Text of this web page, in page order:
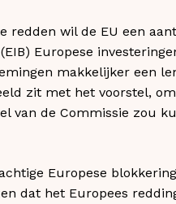
redden wil de EU een
Europese
makkelijker een
zit met het voorstel,
van de Commissie zou
Europese
dat het Europees